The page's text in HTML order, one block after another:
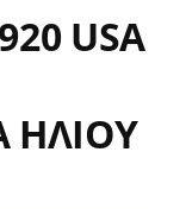
USA
ΗΛΙΟΥ